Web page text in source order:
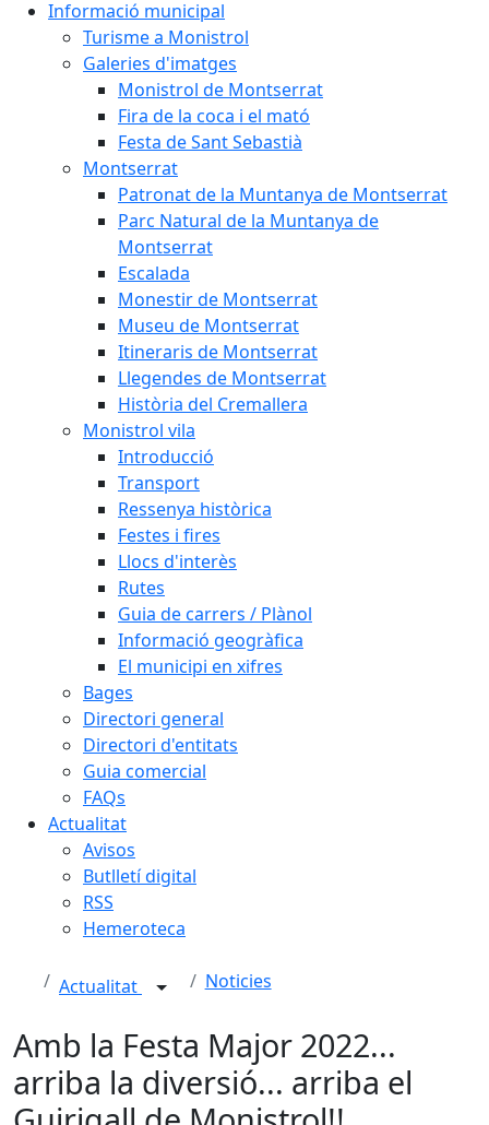
Informació municipal
Turisme a Monistrol
Galeries d'imatges
Monistrol de Montserrat
Fira de la coca i el mató
Festa de Sant Sebastià
Montserrat
Patronat de la Muntanya de Montserrat
Parc Natural de la Muntanya de
Montserrat
Escalada
Monestir de Montserrat
Museu de Montserrat
Itineraris de Montserrat
Llegendes de Montserrat
Història del Cremallera
Monistrol vila
Introducció
Transport
Ressenya històrica
Festes i fires
Llocs d'interès
Rutes
Guia de carrers / Plànol
Informació geogràfica
El municipi en xifres
Bages
Directori general
Directori d'entitats
Guia comercial
FAQs
Actualitat
Avisos
Butlletí digital
RSS
Hemeroteca
Actualitat Noticies
Amb la Festa Major 2022...
arriba la diversió... arriba el